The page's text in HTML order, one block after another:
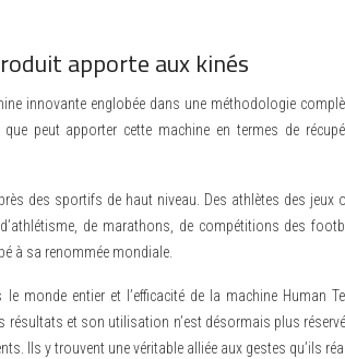
apporte aux kinés
innovante englobée dans une méthodologie
que peut apporter cette machine en termes de
des sportifs de haut niveau. Des athlètes des jeux
de marathons, de compétitions des
à sa renommée mondiale.
monde entier et l’efficacité de la machine Human
résultats et son utilisation n’est désormais plus
Ils y trouvent une véritable alliée aux gestes qu’ils